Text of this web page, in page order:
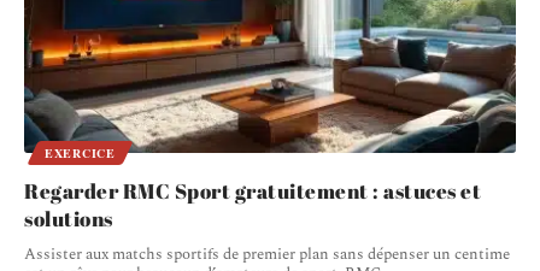
EXERCICE
Regarder RMC Sport gratuitement : astuces et
solutions
Assister aux matchs sportifs de premier plan sans dépenser un centime